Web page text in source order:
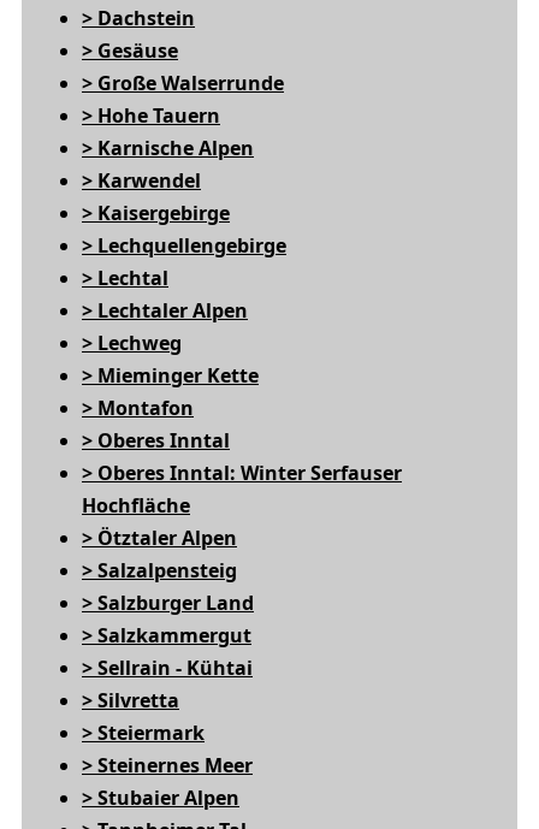
> Dachstein
> Gesäuse
> Große Walserrunde
> Hohe Tauern
> Karnische Alpen
> Karwendel
> Kaisergebirge
> Lechquellengebirge
> Lechtal
> Lechtaler Alpen
> Lechweg
> Mieminger Kette
> Montafon
> Oberes Inntal
> Oberes Inntal: Winter Serfauser
Hochfläche
> Ötztaler Alpen
> Salzalpensteig
> Salzburger Land
> Salzkammergut
> Sellrain - Kühtai
> Silvretta
> Steiermark
> Steinernes Meer
> Stubaier Alpen